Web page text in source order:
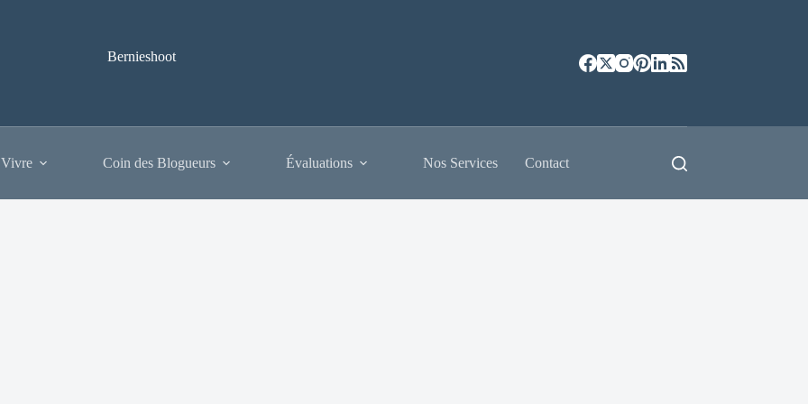
Bernieshoot
Coin des Blogueurs Évaluations Nos Services Contact